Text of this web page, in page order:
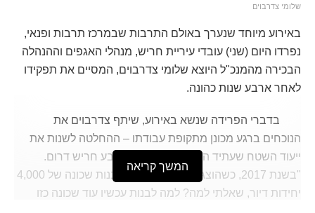
שלומי צדרבוים
באירוע מיוחד שנערך באולם התרבות שבמרכז תרבות ופנאי,
נפרדו היום (שני) עובדי עיריית חריש, מנהלי האגפים וההנהלה
הבכירה מהמנכ"ל היוצא שלומי צדרבוים, המסיים את תפקידו
לאחר ארבע שנות כהונה.
בדברי הפרידה שנשא באירוע, שיתף צדרבוים את
הנוכחים ברגע מכונן מתקופת עבודתו – ההחלטה לשנות את
ייעוד השטח שעתיד היה להפוך לימים לרובע חריש דרום.
"בשנת 2017, כשהוצגה בפניי התוכנית לבנות שכונה של 4,000
יחידות דיור, שאלתי למה? למה לבנות עכשיו עוד שכונה כזו
המשך קריאה